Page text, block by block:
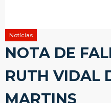
Notícias
NOTA DE
RUTH VIDAL
MARTINS